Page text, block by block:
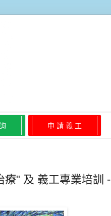
申 請 義 工
療" 及 義工專業培訓 -